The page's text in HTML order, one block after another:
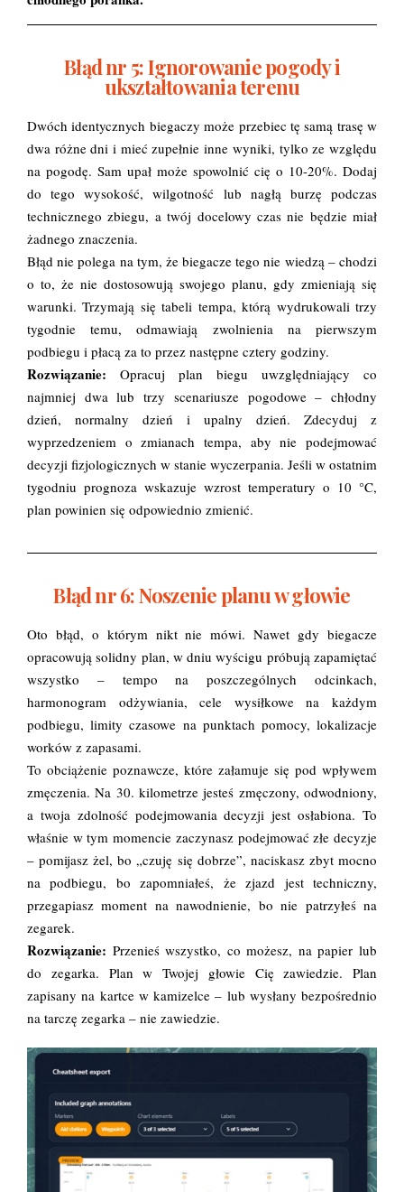
Błąd nr 5: Ignorowanie pogody i
ukształtowania terenu
Dwóch identycznych biegaczy może przebiec tę samą trasę w
dwa różne dni i mieć zupełnie inne wyniki, tylko ze względu
na pogodę. Sam upał może spowolnić cię o 10-20%. Dodaj
do tego wysokość, wilgotność lub nagłą burzę podczas
technicznego zbiegu, a twój docelowy czas nie będzie miał
żadnego znaczenia.
Błąd nie polega na tym, że biegacze tego nie wiedzą – chodzi
o to, że nie dostosowują swojego planu, gdy zmieniają się
warunki. Trzymają się tabeli tempa, którą wydrukowali trzy
tygodnie temu, odmawiają zwolnienia na pierwszym
podbiegu i płacą za to przez następne cztery godziny.
Rozwiązanie: Opracuj plan biegu uwzględniający co
najmniej dwa lub trzy scenariusze pogodowe – chłodny
dzień, normalny dzień i upalny dzień. Zdecyduj z
wyprzedzeniem o zmianach tempa, aby nie podejmować
decyzji fizjologicznych w stanie wyczerpania. Jeśli w ostatnim
tygodniu prognoza wskazuje wzrost temperatury o 10 °C,
plan powinien się odpowiednio zmienić.
Błąd nr 6: Noszenie planu w głowie
Oto błąd, o którym nikt nie mówi. Nawet gdy biegacze
opracowują solidny plan, w dniu wyścigu próbują zapamiętać
wszystko – tempo na poszczególnych odcinkach,
harmonogram odżywiania, cele wysiłkowe na każdym
podbiegu, limity czasowe na punktach pomocy, lokalizacje
worków z zapasami.
To obciążenie poznawcze, które załamuje się pod wpływem
zmęczenia. Na 30. kilometrze jesteś zmęczony, odwodniony,
a twoja zdolność podejmowania decyzji jest osłabiona. To
właśnie w tym momencie zaczynasz podejmować złe decyzje
– pomijasz żel, bo „czuję się dobrze”, naciskasz zbyt mocno
na podbiegu, bo zapomniałeś, że zjazd jest techniczny,
przegapiasz moment na nawodnienie, bo nie patrzyłeś na
zegarek.
Rozwiązanie: Przenieś wszystko, co możesz, na papier lub
do zegarka. Plan w Twojej głowie Cię zawiedzie. Plan
zapisany na kartce w kamizelce – lub wysłany bezpośrednio
na tarczę zegarka – nie zawiedzie.